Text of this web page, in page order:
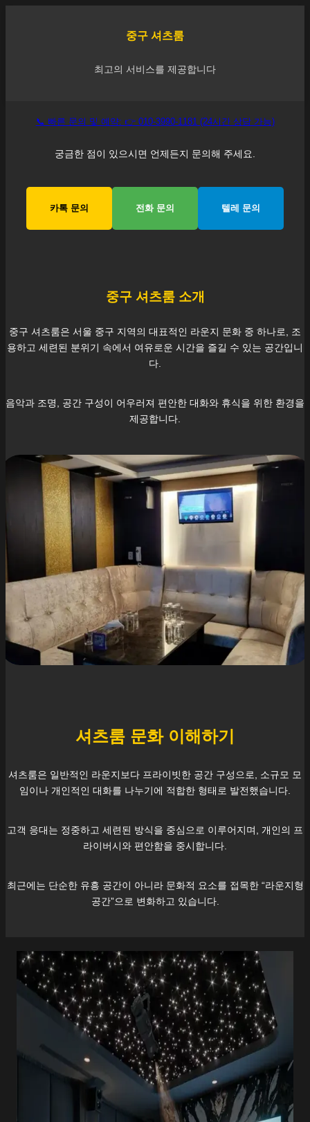
중구 셔츠룸
최고의 서비스를 제공합니다
📞 빠른 문의 및 예약: 👉 010-3990-1181 (24시간 상담 가능)
궁금한 점이 있으시면 언제든지 문의해 주세요.
카톡 문의 전화 문의 텔레 문의
중구셔츠룸 소개
중구 셔츠룸은 서울 중구 지역의 대표적인 라운지 문화 중 하나로, 조
용하고 세련된 분위기 속에서 여유로운 시간을 즐길 수 있는 공간입니
다.
음악과 조명, 공간 구성이 어우러져 편안한 대화와 휴식을 위한 환경을
제공합니다.
셔츠룸 문화 이해하기
셔츠룸은 일반적인 라운지보다 프라이빗한 공간 구성으로, 소규모 모
임이나 개인적인 대화를 나누기에 적합한 형태로 발전했습니다.
고객 응대는 정중하고 세련된 방식을 중심으로 이루어지며, 개인의 프
라이버시와 편안함을 중시합니다.
최근에는 단순한 유흥 공간이 아니라 문화적 요소를 접목한 “라운지형
공간”으로 변화하고 있습니다.